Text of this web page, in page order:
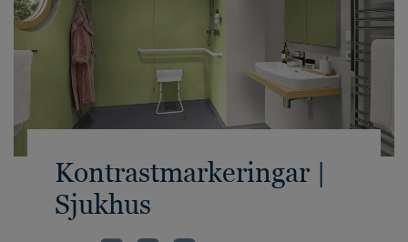
Kontrastmarkeringar |
Sjukhus